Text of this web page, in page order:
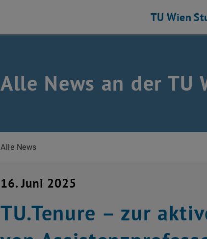
TU Wien
Alle News an der TU
Alle News
16. Juni 2025
TU.Tenure – zur